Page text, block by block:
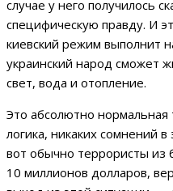
случае у него получилось
специфическую правду. И
киевский режим выполнит
украинский народ сможет
свет, вода и отопление.
Это абсолютно нормальная
логика, никаких сомнений
вот обычно террористы из
10 миллионов долларов,